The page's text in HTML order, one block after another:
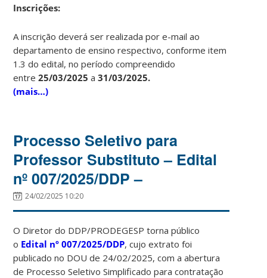
Inscrições:
A inscrição deverá ser realizada por e-mail ao
departamento de ensino respectivo, conforme item
1.3 do edital, no período compreendido
entre25/03/2025 a31/03/2025.
(mais…)
Processo Seletivo para
Professor Substituto – Edital
nº 007/2025/DDP –
24/02/2025 10:20
O Diretor do DDP/PRODEGESP torna público
o Edital nº 007/2025/DDP, cujo extrato foi
publicado no DOU de 24/02/2025, com a abertura
de Processo Seletivo Simplificado para contratação